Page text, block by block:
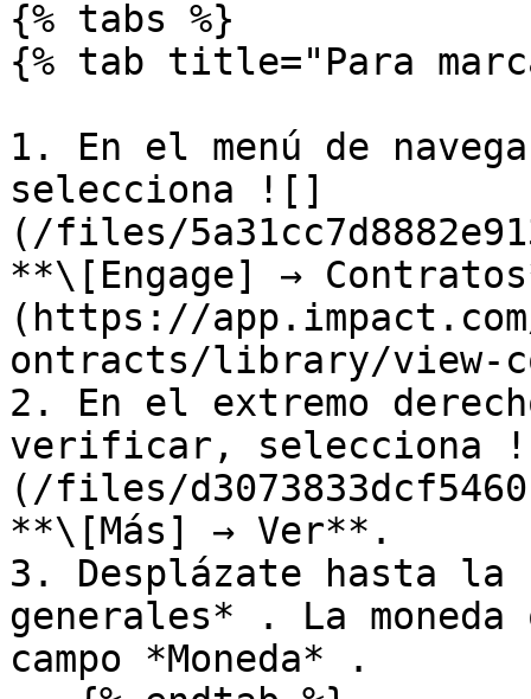
{% tabs %}
{% tab title="Para
1. En el menú de
selecciona ![]
(/files/
**\[Engage] →
(https://
ontracts/library/view-
2. En el extremo
verificar, selecciona
(/files/
**\[Más] → Ver**.
3. Desplázate hasta la
generales* . La
campo *Moneda* .